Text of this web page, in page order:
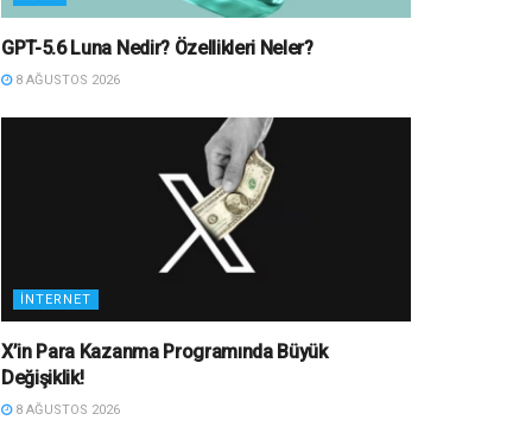
GPT-5.6 Luna Nedir? Özellikleri Neler?
8 AĞUSTOS 2026
İNTERNET
X’in Para Kazanma Programında Büyük
Değişiklik!
8 AĞUSTOS 2026